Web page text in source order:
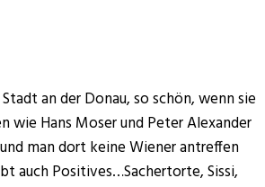
an der Donau, so schön, wenn sie
wie Hans Moser und Peter Alexander
man dort keine Wiener antreffen
auch Positives…Sachertorte, Sissi,